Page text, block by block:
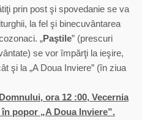
prin post şi spovedanie se va
la fel şi binecuvântarea
„Paştile” (prescuri
se vor împărţi la ieşire,
şi la „A Doua Inviere” (în ziua
ora 12 :00, Vecernia
popor „A Doua Inviere”.